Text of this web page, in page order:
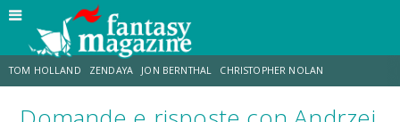
TOM HOLLAND ZENDAYA JON BERNTHAL CHRISTOPHER NOLAN